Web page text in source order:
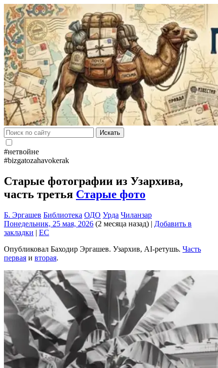
Искать
#нетвойне
#bizgatozahavokerak
Старые фотографии из Узархива,
часть третья Старые фото
Б. Эргашев Библиотека ОДО Урда Чиланзар
Понедельник, 25 мая, 2026 (2 месяца назад) | Добавить в
закладки | EC
Опубликовал Баходир Эргашев. Узархив, AI-ретушь. Часть
первая и вторая.